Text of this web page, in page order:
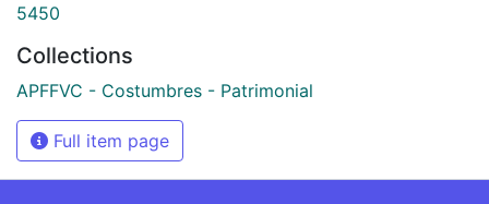
5450
Collections
APFFVC - Costumbres - Patrimonial
Full item page